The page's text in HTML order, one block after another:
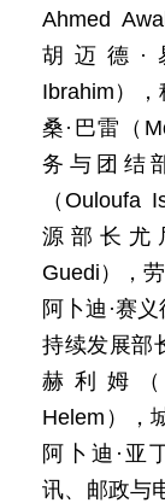
Ahmed
胡迈德·
Ibrahim）
桑·巴雷（
务与团结
（Ouloufa
源部长尤
Guedi），
阿卜迪·赛
持续发展部
赫利姆（
Helem），
阿卜迪·亚
讯、邮政与